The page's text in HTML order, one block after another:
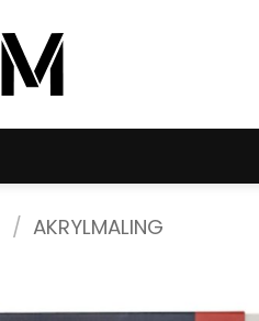
/ AKRYLMALING